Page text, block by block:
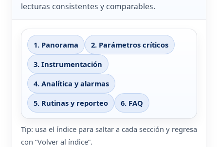
lecturas consistentes y comparables.
1. Panorama
2. Parámetros críticos
3. Instrumentación
4. Analítica y alarmas
5. Rutinas y reporteo
6. FAQ
Tip: usa el índice para saltar a cada sección y regresa
con “Volver al índice”.